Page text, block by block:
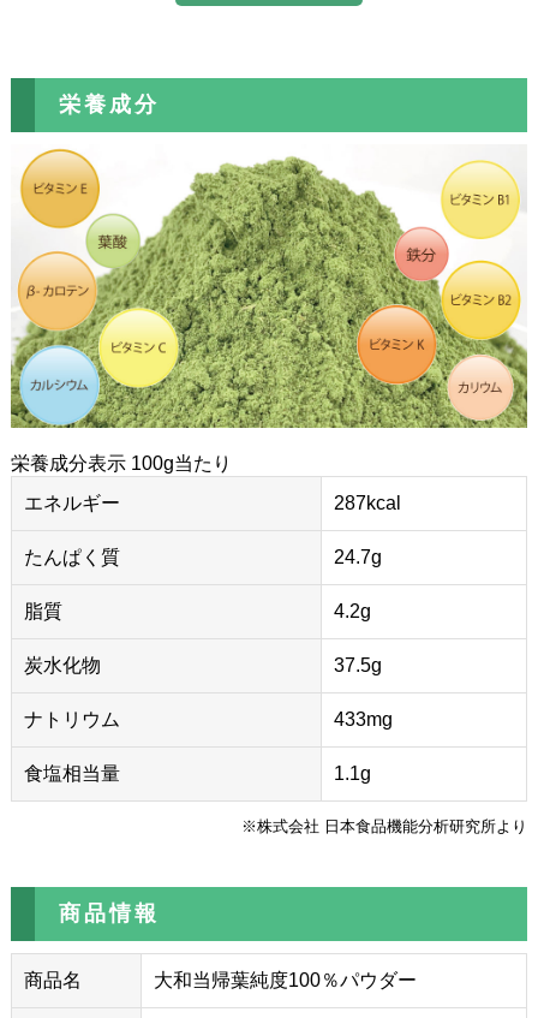
栄養成分
栄養成分表示 100g当たり
エネルギー
287kcal
たんぱく質 24.7g
脂質 4.2g
炭水化物 37.5g
ナトリウム 433mg
食塩相当量 1.1g
※株式会社 日本食品機能分析研究所より
商品情報
商品名 大和当帰葉純度100％パウダー